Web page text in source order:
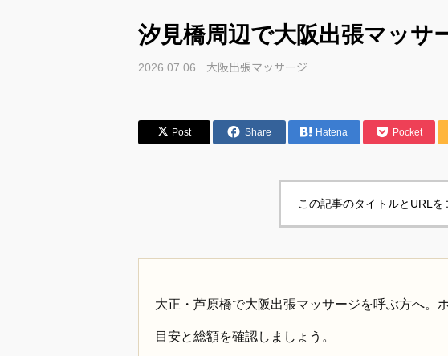
汐見橋周辺で大阪出張マッサ
2026.07.06 大阪出張マッサージ
Post Share Hatena Pocket
この記事のタイトルとURLを
大正・芦原橋で大阪出張マッサージを呼ぶ方へ。
目安と総額を確認しましょう。